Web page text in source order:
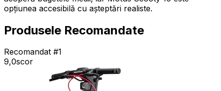
opțiunea accesibilă cu așteptări realiste.
Produsele Recomandate
Recomandat #1
9,0scor